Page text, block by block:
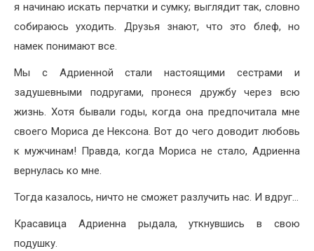
я начинаю искать перчатки и сумку; выглядит так, словно
собираюсь уходить. Друзья знают, что это блеф, но
намек понимают все.
Мы с Адриенной стали настоящими сестрами и
задушевными подругами, пронеся дружбу через всю
жизнь. Хотя бывали годы, когда она предпочитала мне
своего Мориса де Нексона. Вот до чего доводит любовь
к мужчинам! Правда, когда Мориса не стало, Адриенна
вернулась ко мне.
Тогда казалось, ничто не сможет разлучить нас. И вдруг…
Красавица Адриенна рыдала, уткнувшись в свою
подушку.